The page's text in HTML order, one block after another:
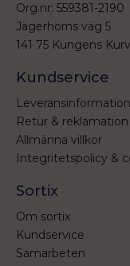
Org.nr: 559381-2190
Jägerhorns väg 5
141 75 Kungens
Kundservice
Leveransinformation
Retur & reklamation
Allmänna villkor
Integritetspolicy &
Sortix
Om sortix
Kundservice
Samarbeten